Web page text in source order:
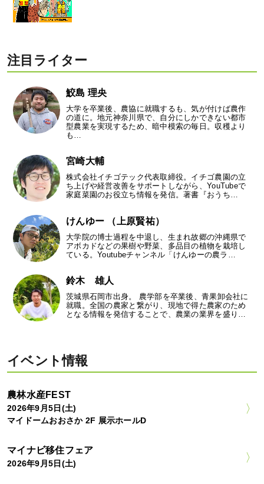
注目ライター
鮫島 理央
大学を卒業後、農協に就職するも、気が付けば農作
の道に。地元神奈川県で、自分にしかできない都市
型農業を実現するため、暗中模索の毎日。収穫より
も…
宮崎大輔
株式会社イチゴテック代表取締役。イチゴ農園の立
ち上げや経営改善をサポートしながら、YouTubeで
家庭菜園のお役立ち情報を発信。著書『おうち…
けんゆー （上原賢祐）
大学院の博士過程を中退し、生まれ故郷の沖縄県で
アボカドなどの果樹や野菜、多品目の植物を栽培し
ている。Youtubeチャンネル「けんゆーの農ラ…
鈴木 雄人
茨城県石岡市出身。 農学部を卒業後、青果卸会社に
就職。全国の農家と繋がり、現地で得た農家のため
となる情報を発信することで、農業の業界を盛り…
イベント情報
農林水産FEST
2026年9月5日(土)
マイドームおおさか 2F 展示ホールD
マイナビ移住フェア
2026年9月5日(土)